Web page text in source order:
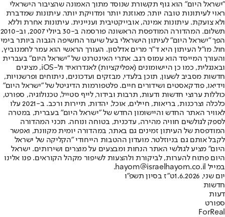
"ישראל היום" הוא גוף תקשורת שנוסד מתוך האמונה שהציבור הישראלי
ראוי לעיתונות טובה יותר, מאוזנת יותר ומדויקת יותר. עיתונות שמדברת
ולא צועקת. עיתונות אמינה, אובייקטיבית ועניינית. עיתונות אחרת וללא
תשלום. המהדורה המודפסת הראשונה פורסמה ב-30 ביולי 2007, וב-2010
הפך "ישראל היום" לעיתון הישראלי בעל שיעור החשיפה הגבוה ביותר בימי
חול. מו"ל העיתון היא ד"ר מרים אדלסון. העורך הראשי הוא עמר לחמנוביץ,
והעורך המייסד הוא עמוס רגב. אתרי האינטרנט של "ישראל היום" בעברית
ובאנגלית, כמו כן היישומונים (אפליקציות) לאנדרואיד ול-iOS, מציגים
חדשות מסביב לשעון, תוכן בלעדי, מבזקים ועדכונים, ניתוחים ופרשנויות,
וידיאו, פודקאסטים ושידורים חיים. פלטפורמות הדיגיטל של "ישראל היום"
כוללות ערוצי חדשות ודעות, תרבות ובידור, לייף סטייל, טכנולוגיה, ספורט,
כלכלה וצרכנות, בריאות, חיילים, אוכל, יהדות, תיירות ורכב. ב-2021 עלו
לאוויר האתר החדש והיישומון החדש של "ישראל היום" בעברית, במטרה
לספק לגולשים חוויה מהירה, עדכנית, בטוחה ונוחה. תכני המהדורה
המודפסת של העיתון זמינים גם באתר, במהדורה יומית מקוונת, ואפשר
לקבל אותם גם בניוזלטר. מועדון ההטבות הייחודי "הקליקה של ישראל
היום" מציע לגולשי האתר הנחות ומבצעים על מוצרים ושירותים. ישראל
היום פתוח להערות, לביקורת ולהצעות לשיפור מקהל הקוראים. פנו אלינו
במייל hayom@israelhayom.co.il.
יום שני, 1.6.2026
ט"ז בסיון תשפ"ו
חדשות
דעות
ספורט
ForReal